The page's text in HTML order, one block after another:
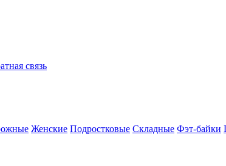
связь
Женские Подростковые Складные Фэт-байки